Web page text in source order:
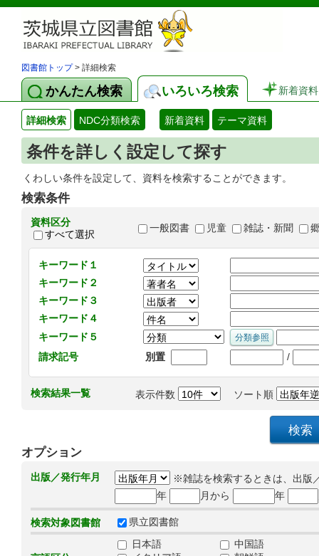
図書館トップ> 詳細検索
かんたん検索 いろいろ検索 新着資料
詳細検索 NDC分類検索 新着資料 テーマ資料
条件を詳しく設定して探す
くわしい条件を設定して、資料を検索することができます。
検索条件
資料区分
すべて選択
一般図書 児童 雑誌・新聞
キーワード１
キーワード２
キーワード３
キーワード４
キーワード５
請求記号
別置 /
検索結果一覧 表示件数 ソート順
オプション
出版／発行年月
※雑誌を検索するときは、出版
年
月から 年
検索対象図書館 県立図書館
日本語
中国語